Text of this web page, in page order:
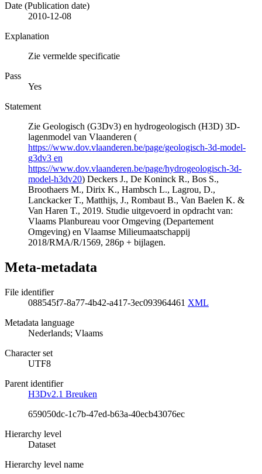
Date (Publication date)
2010-12-08
Explanation
Zie vermelde specificatie
Pass
Yes
Statement
Zie Geologisch (G3Dv3) en hydrogeologisch (H3D) 3D-
lagenmodel van Vlaanderen (
https://www.dov.vlaanderen.be/page/geologisch-3d-model-
g3dv3 en
https://www.dov.vlaanderen.be/page/hydrogeologisch-3d-
model-h3dv20) Deckers J., De Koninck R., Bos S.,
Broothaers M., Dirix K., Hambsch L., Lagrou, D.,
Lanckacker T., Matthijs, J., Rombaut B., Van Baelen K. &
Van Haren T., 2019. Studie uitgevoerd in opdracht van:
Vlaams Planbureau voor Omgeving (Departement
Omgeving) en Vlaamse Milieumaatschappij
2018/RMA/R/1569, 286p + bijlagen.
Meta-metadata
File identifier
088545f7-8a77-4b42-a417-3ec093964461 XML
Metadata language
Nederlands; Vlaams
Character set
UTF8
Parent identifier
H3Dv2.1 Breuken
659050dc-1c7b-47ed-b63a-40ecb43076ec
Hierarchy level
Dataset
Hierarchy level name